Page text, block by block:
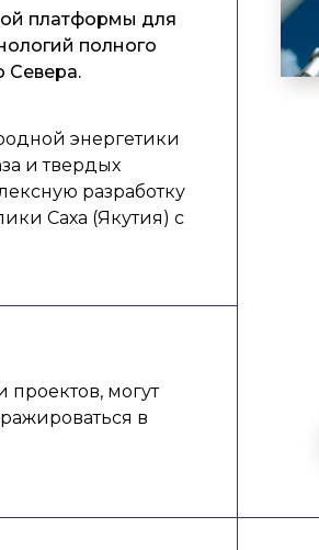
платформы для
полного
Севера.
энергетики
и твердых
разработку
Саха (Якутия) с
проектов, могут
в